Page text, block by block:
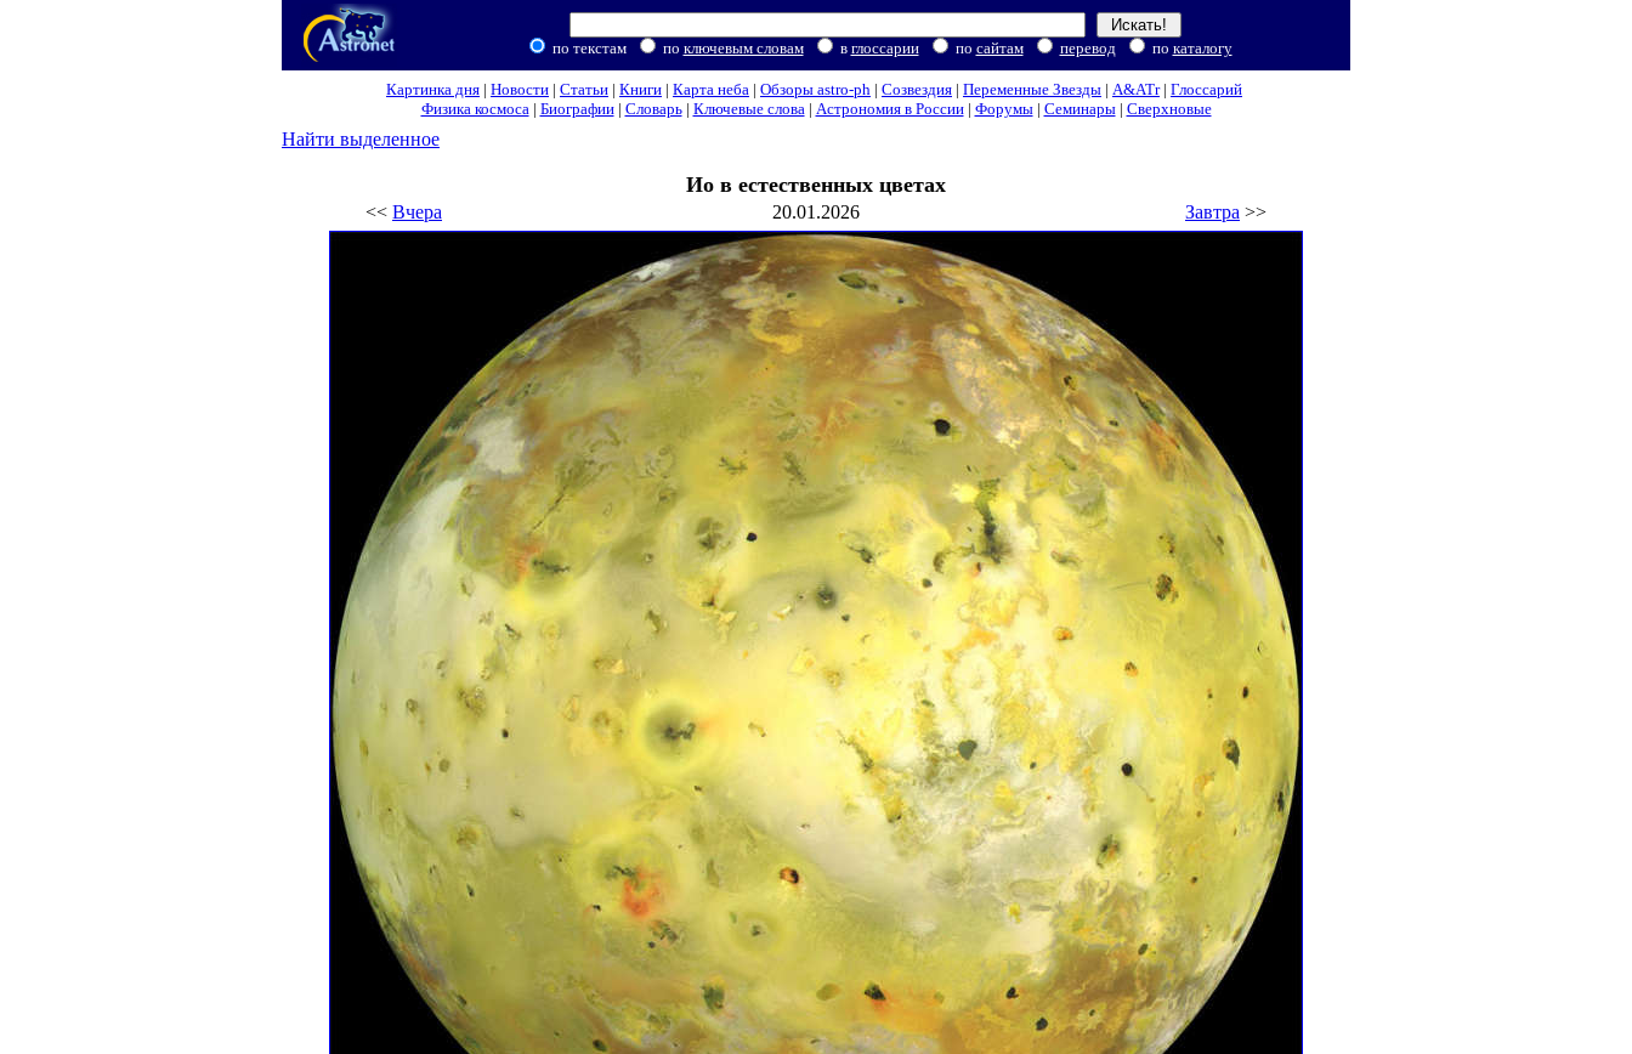
по текстам по ключевым словам в глоссарии по сайтам перевод по каталогу
Картинка дня | Новости | Статьи | Книги | Карта неба | Обзоры astro-ph | Созвездия | Переменные Звезды | A&ATr| Глоссарий
Физика космоса| Биографии| Словарь| Ключевые слова| Астрономия в России| Форумы| Семинары| Сверхновые
Найти выделенное
Ио в естественных цветах
<< Вчера 20.01.2026 Завтра >>